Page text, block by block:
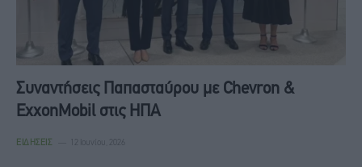
Συναντήσεις Παπασταύρου με Chevron &
ExxonMobil στις ΗΠΑ
ΕΙΔΉΣΕΙΣ 12 Ιουνίου, 2026